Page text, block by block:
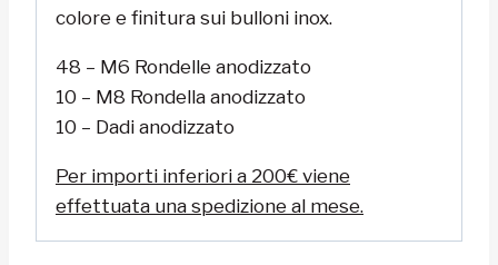
colore e finitura sui bulloni inox.
48 – M6 Rondelle anodizzato
10 – M8 Rondella anodizzato
10 – Dadi anodizzato
Per importi inferiori a 200€ viene
effettuata una spedizione al mese.